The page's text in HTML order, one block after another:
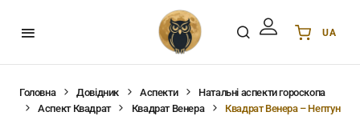
UA
DE Deutsch
Головна Довідник Аспекти
Натальні аспекти гороскопа
Аспект Квадрат
Квадрат Венера Квадрат Венера – Нептун